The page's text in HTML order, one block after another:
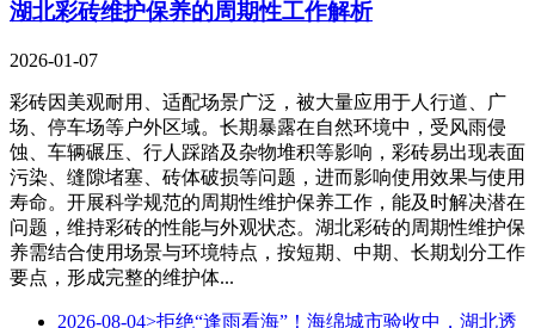
湖北彩砖维护保养的周期性工作解析
2026-01-07
彩砖因美观耐用、适配场景广泛，被大量应用于人行道、广
场、停车场等户外区域。长期暴露在自然环境中，受风雨侵
蚀、车辆碾压、行人踩踏及杂物堆积等影响，彩砖易出现表面
污染、缝隙堵塞、砖体破损等问题，进而影响使用效果与使用
寿命。开展科学规范的周期性维护保养工作，能及时解决潜在
问题，维持彩砖的性能与外观状态。湖北彩砖的周期性维护保
养需结合使用场景与环境特点，按短期、中期、长期划分工作
要点，形成完整的维护体...
2026-08-04>拒绝“逢雨看海”！海绵城市验收中，湖北透